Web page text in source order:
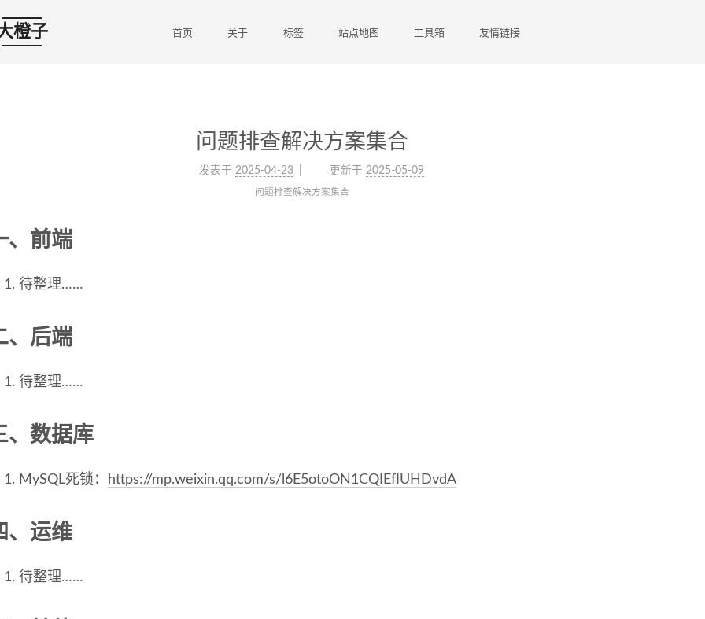
橙子 首页 关于 标签 站点地图 工具箱 友情链接
问题排查解决方案集合
发表于 2025-04-23 更新于 2025-05-09
问题排查解决方案集合
、前端
待整理……
、后端
待整理……
、数据库
MySQL死锁： https://mp.weixin.qq.com/s/l6E5otoON1CQIEfIUHDvdA
、运维
待整理……